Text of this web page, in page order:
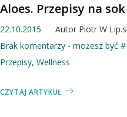
Aloes. Przepisy na
22.10.2015 Autor Piotr W
Brak komentarzy - możesz być
Przepisy, Wellness
CZYTAJ ARTYKUŁ